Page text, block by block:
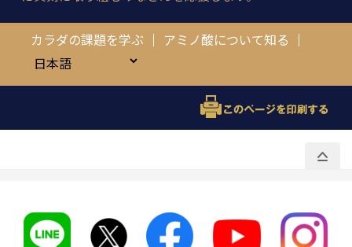
カラダの課題を学ぶ アミノ酸について知る